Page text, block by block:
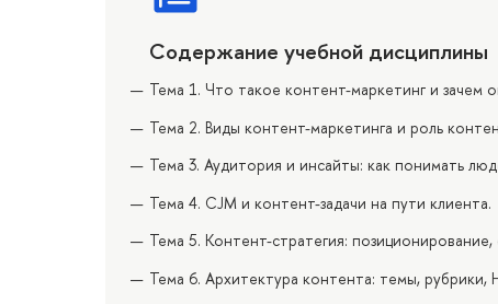
Содержание учебной дисциплины
Тема 1. Что такое контент-маркетинг и зачем
Тема 2. Виды контент-маркетинга и роль
Тема 3. Аудитория и инсайты: как понимать
Тема 4. CJM и контент-задачи на пути клиента.
Тема 5. Контент-стратегия:
Тема 6. Архитектура контента: темы,